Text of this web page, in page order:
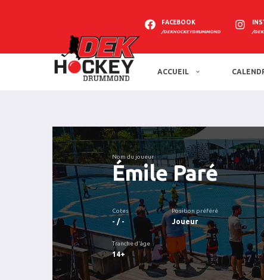
FACEBOOK
/DEKHOCKEYDRUMMOND /
ACCUEIL
Nom du joueur
Émile Paré
Cotes
- / -
Position préféré
Joueur
Tranche d'âge
14+